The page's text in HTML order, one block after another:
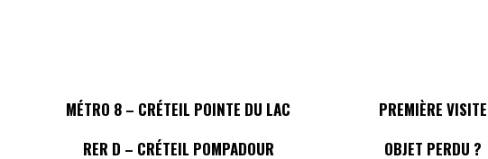
MÉTRO 8 – CRÉTEIL POINTE DU LAC
RER D – CRÉTEIL POMPADOUR
PREMIÈRE VISITE
OBJET PERDU ?